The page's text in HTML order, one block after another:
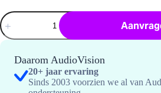
Prolyte
H30V071
Zwart
71cm
hoeveelheid
Daarom AudioVision
20+ jaar ervaring
Sinds 2003 voorzien we al van